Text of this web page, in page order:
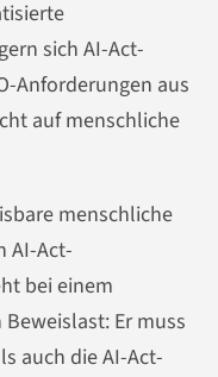
sich AI-Act-
Anforderungen aus
auf menschliche
menschliche
AI-Act-
bei einem
Er muss
auch die AI-Act-